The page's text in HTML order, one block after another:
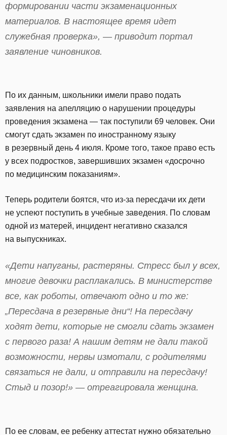
формировании части экзаменационных
материалов. В настоящее время идет
служебная проверка», — приводит портал
заявление чиновников.
По их данным, школьники имели право подать
заявления на апелляцию о нарушении процедуры
проведения экзамена — так поступили 69 человек. Они
смогут сдать экзамен по иностранному языку
в резервный день 4 июля. Кроме того, такое право есть
у всех подростков, завершивших экзамен «досрочно
по медицинским показаниям».
Теперь родители боятся, что из-за пересдачи их дети
не успеют поступить в учебные заведения. По словам
одной из матерей, инцидент негативно сказался
на выпускниках.
«Дети напуганы, растеряны. Стресс был у всех,
многие девочки расплакались. В министерстве
все, как роботы, отвечают одно и то же:
„Пересдача в резервные дни“! На пересдачу
ходят дети, которые не смогли сдать экзамен
с первого раза! А нашим детям не дали такой
возможности, нервы измотали, с родителями
связаться не дали, и отправили на пересдачу!
Стыд и позор!» — отреагировала женщина.
По ее словам, ее ребенку аттестат нужно обязательно